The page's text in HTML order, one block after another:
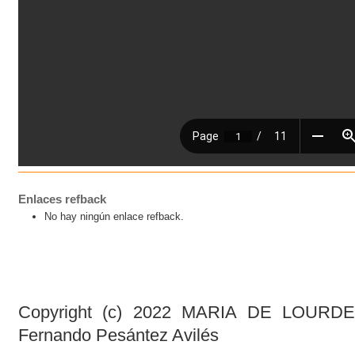
Enlaces refback
No hay ningún enlace refback.
Copyright (c) 2022 MARIA DE
Fernando Pesántez Avilés